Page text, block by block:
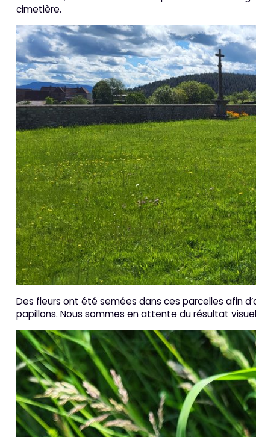
cimetière.
Des fleurs ont été semées dans ces parcelles afin
papillons. Nous sommes en attente du résultat